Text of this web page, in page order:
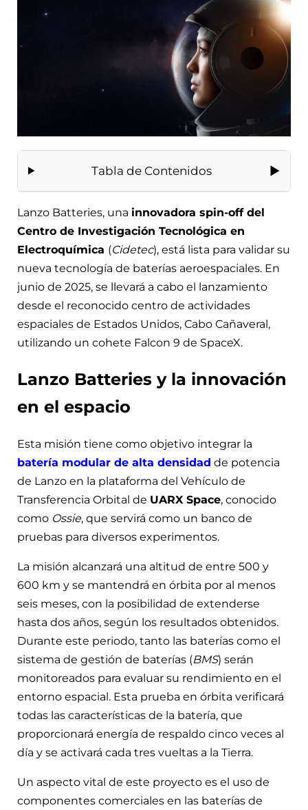
Tabla de Contenidos
Lanzo Batteries, una innovadora spin-off del
Centro de Investigación Tecnológica en
Electroquímica (Cidetec), está lista para validar su
nueva tecnología de baterías aeroespaciales. En
junio de 2025, se llevará a cabo el lanzamiento
desde el reconocido centro de actividades
espaciales de Estados Unidos, Cabo Cañaveral,
utilizando un cohete Falcon 9 de SpaceX.
Lanzo Batteries y la innovación
en el espacio
Esta misión tiene como objetivo integrar la
batería modular de alta densidad de potencia
de Lanzo en la plataforma del Vehículo de
Transferencia Orbital de UARX Space, conocido
como Ossie, que servirá como un banco de
pruebas para diversos experimentos.
La misión alcanzará una altitud de entre 500 y
600 km y se mantendrá en órbita por al menos
seis meses, con la posibilidad de extenderse
hasta dos años, según los resultados obtenidos.
Durante este periodo, tanto las baterías como el
sistema de gestión de baterías (BMS) serán
monitoreados para evaluar su rendimiento en el
entorno espacial. Esta prueba en órbita verificará
todas las características de la batería, que
proporcionará energía de respaldo cinco veces al
día y se activará cada tres vueltas a la Tierra.
Un aspecto vital de este proyecto es el uso de
componentes comerciales en las baterías de